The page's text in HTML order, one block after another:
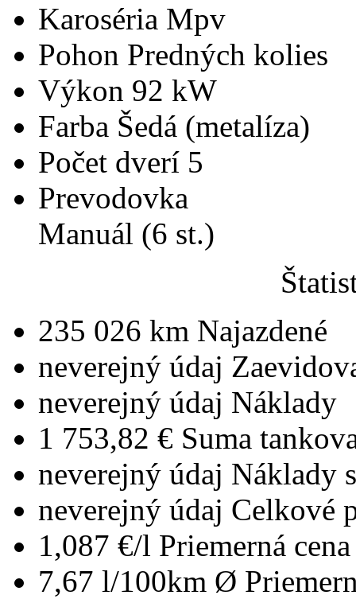
Karoséria Mpv
Pohon Predných kolies
Výkon 92 kW
Farba Šedá (metalíza)
Počet dverí 5
Prevodovka
Manuál (6 st.)
235 026 km Najazdené
neverejný údaj
neverejný údaj Náklady
1 753,82 € Suma
neverejný údaj Náklady
neverejný údaj Celkové
1,087 €/l Priemerná
7,67 l/100km Ø